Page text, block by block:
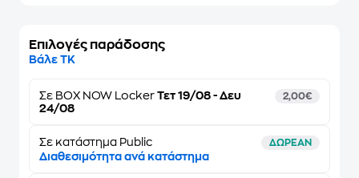
Επιλογές παράδοσης
Βάλε ΤΚ
Σε BOX NOW Locker Τετ 19/08 - Δευ
24/08
2,00€
Σε κατάστημα Public ΔΩΡΕΑΝ
Διαθεσιμότητα ανά κατάστημα